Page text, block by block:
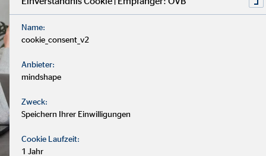
Name:
cookie_consent_v2
Anbieter:
mindshape
Zweck:
Speichern Ihrer Einwilligungen
Cookie Laufzeit:
1 Jahr